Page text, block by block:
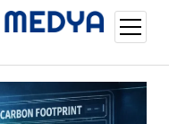
aç